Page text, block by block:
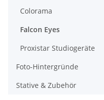
Colorama
Falcon Eyes
Proxistar Studiogeräte
Foto-Hintergründe
Stative & Zubehör